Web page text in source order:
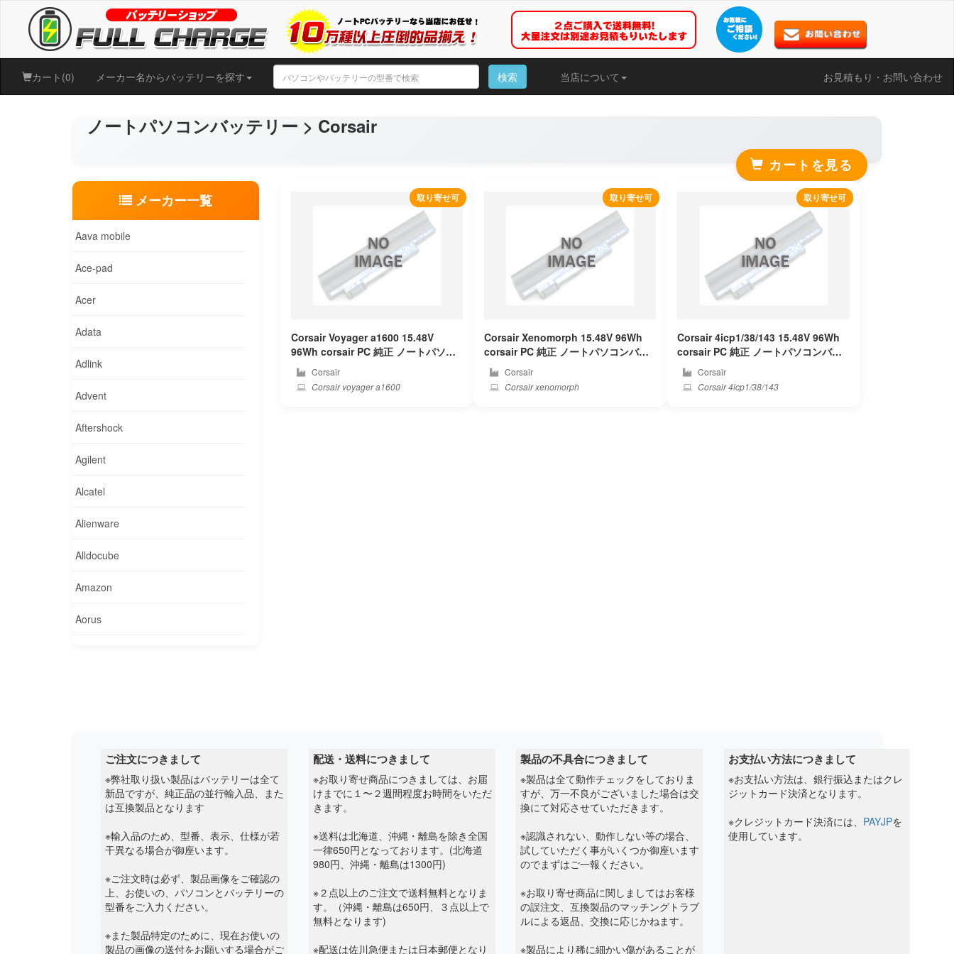
カート(0) メーカー名からバッテリーを探す 検索 当店について お見積もり・お問い合わせ
ノートパソコンバッテリー > Corsair
カートを見る
メーカー一覧
Aava mobile
Ace-pad
Acer
Adata
Adlink
Advent
Aftershock
Agilent
Alcatel
Alienware
Alldocube
Amazon
Aorus
Barnes noble
Blackview
取り寄せ可
Corsair Voyager a1600 15.48V
96Wh corsair PC 純正 ノートパソコ
ンバッテリー
Corsair
Corsair voyager a1600
取り寄せ可
Corsair Xenomorph 15.48V 96Wh
corsair PC 純正 ノートパソコンバッ
テリーCorsair
Corsair xenomorph
取り寄せ可
Corsair 4icp1/38/143 15.48V 96Wh
corsair PC 純正 ノートパソコンバッ
テリーCorsair
Corsair 4icp1/38/143
ご注文につきまして
※弊社取り扱い製品はバッテリーは全て
新品ですが、純正品の並行輸入品、また
は互換製品となります
※輸入品のため、型番、表示、仕様が若
干異なる場合が御座います。
※ご注文時は必ず、製品画像をご確認の
上、お使いの、パソコンとバッテリーの
型番をご入力ください。
※また製品特定のために、現在お使いの
製品の画像の送付をお願いする場合がご
配送・送料につきまして
※お取り寄せ商品につきましては、お届
けまでに１〜２週間程度お時間をいただ
きます。
※送料は北海道、沖縄・離島を除き全国
一律650円となっております。(北海道
980円、沖縄・離島は1300円)
※２点以上のご注文で送料無料となりま
す。（沖縄・離島は650円、３点以上で
無料となります)
※配送は佐川急便または日本郵便となり
製品の不具合につきまして
※製品は全て動作チェックをしておりま
すが、万一不良がございました場合は交
換にて対応させていただきます。
※認識されない、動作しない等の場合、
試していただく事がいくつか御座います
のでまずはご一報ください。
※お取り寄せ商品に関しましてはお客様
の誤注文、互換製品のマッチングトラブ
ルによる返品、交換に応じかねます。
※製品により稀に細かい傷があることが
お支払い方法につきまして
※お支払い方法は、銀行振込またはクレ
ジットカード決済となります。
※クレジットカード決済には、 PAYJPを
使用しています。